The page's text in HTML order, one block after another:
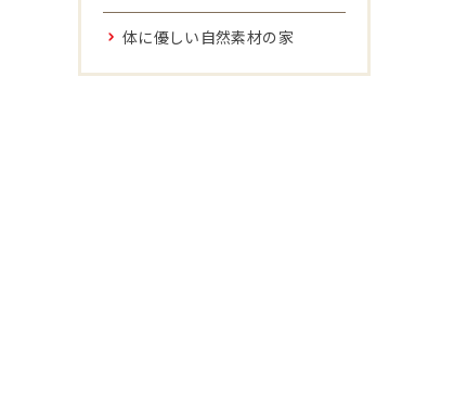
体に優しい自然素材の家